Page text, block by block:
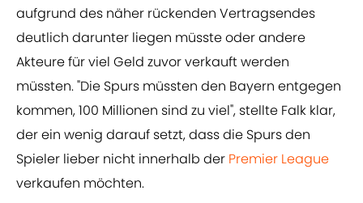
aufgrund des näher rückenden Vertragsendes
deutlich darunter liegen müsste oder andere
Akteure für viel Geld zuvor verkauft werden
müssten. "Die Spurs müssten den Bayern entgegen
kommen, 100 Millionen sind zu viel", stellte Falk klar,
der ein wenig darauf setzt, dass die Spurs den
Spieler lieber nicht innerhalb der Premier League
verkaufen möchten.